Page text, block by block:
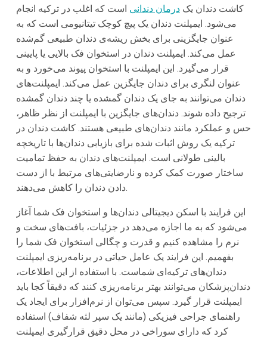
کاشت دندان یکدرمان دندانی است که اغلب در ترکیه انجام
می‌شود. ایمپلنت دندان یک پیچ کوچک تیتانیومی است که به
عنوان جایگزینی برای بخش ریشه‌ی دندان طبیعی گم‌شده
عمل می‌کند. ایمپلنت دندان در استخوان فک بالایی یا پایینی
قرار می‌گیرد. این ایمپلنت با استخوان پیوند می‌خورد و به
عنوان لنگری برای دندان جایگزین عمل می‌کند. ایمپلنت‌های
دندان می‌توانند به جای یک دندان گمشده یا چند دندان گمشده
ترجیح داده شوند. دندان‌های جایگزین با ایمپلنت از نظر ظاهر،
حس و عملکرد مانند دندان‌های طبیعی هستند. کاشت دندان در
ترکیه یک روش اثبات شده برای بازیابی دندان‌ها با تاریخچه
بالینی طولانی است. ایمپلنت‌های دندان به حفظ تمامیت
ساختار صورت کمک کرده و نارضایتی‌های مرتبط با از دست
دادن دندان را کاهش می‌دهند.
این فرایند با اسکن دیجیتالی دندان‌ها و استخوان فک شما آغاز
می‌شود که به ما اجازه می‌دهد در جزئیات، بافت‌های سخت و
نرم را مشاهده کنیم و قدرت و چگالی استخوان فک شما را
بفهمیم. این فرایند یک عامل حیاتی در برنامه‌ریزی ایمپلنت
دندان‌های ترکیه‌ای شماست. با استفاده از این اطلاعات،
دندان‌پزشکان می‌توانند بهتر برنامه‌ریزی کنند که دقیقاً کجا باید
ایمپلنت قرار گیرد. سپس می‌توان از نرم‌افزار برای ایجاد یک
راهنمای جراحی فیزیکی (مانند یک سپر لثه شفاف) استفاده
کرد که دارای سوراخی در محل دقیق قرارگیری ایمپلنت